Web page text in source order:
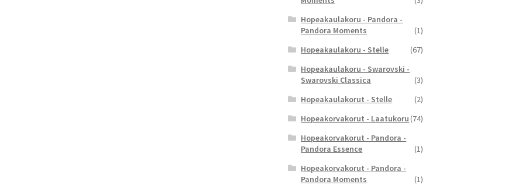
Hopeakaulakoru - Pandora -
Pandora Moments
(1)
Hopeakaulakoru - Stelle
(67)
Hopeakaulakoru - Swarovski -
Swarovski Classica
(3)
Hopeakaulakorut - Stelle
(2)
Hopeakorvakorut - Laatukoru (74)
Hopeakorvakorut - Pandora -
Pandora Essence
(1)
Hopeakorvakorut - Pandora -
Pandora Moments
(1)